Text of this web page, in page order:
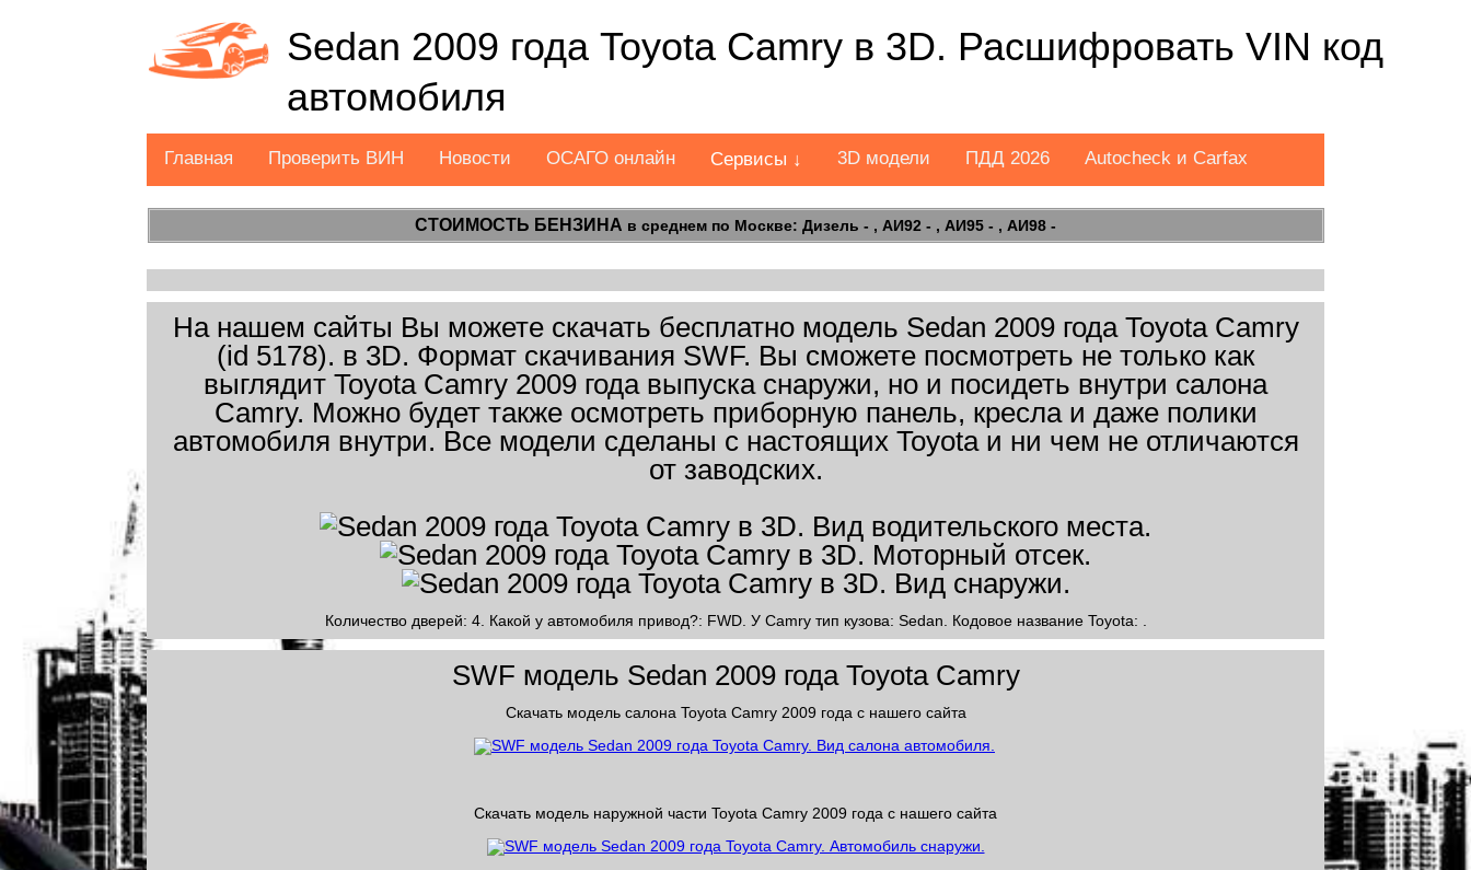
Sedan 2009 года Toyota Camry в 3D. Расшифровать VIN код
автомобиля
Главная Проверить ВИН Новости ОСАГО онлайн Сервисы ↓ 3D модели ПДД 2026 Autocheck и Carfax
СТОИМОСТЬ БЕНЗИНА в среднем по Москве: Дизель - , АИ92 - , АИ95 - , АИ98 -
На нашем сайты Вы можете скачать бесплатно модель Sedan 2009 года Toyota Camry
(id 5178). в 3D. Формат скачивания SWF. Вы сможете посмотреть не только как
выглядит Toyota Camry 2009 года выпуска снаружи, но и посидеть внутри салона
Camry. Можно будет также осмотреть приборную панель, кресла и даже полики
автомобиля внутри. Все модели сделаны с настоящих Toyota и ни чем не отличаются
от заводских.
Количество дверей: 4. Какой у автомобиля привод?: FWD. У Camry тип кузова: Sedan. Кодовое название Toyota: .
SWF модель Sedan 2009 года Toyota Camry
Скачать модель салона Toyota Camry 2009 года с нашего сайта
Скачать модель наружной части Toyota Camry 2009 года с нашего сайта